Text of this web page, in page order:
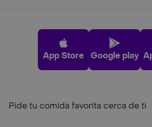
App Store Google play
Pide tu comida favorita cerca de ti